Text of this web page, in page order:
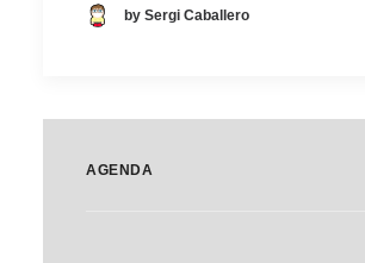
by Sergi Caballero
AGENDA